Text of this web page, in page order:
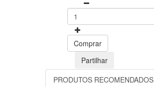
Comprar
Partilhar
PRODUTOS RECOMENDADOS